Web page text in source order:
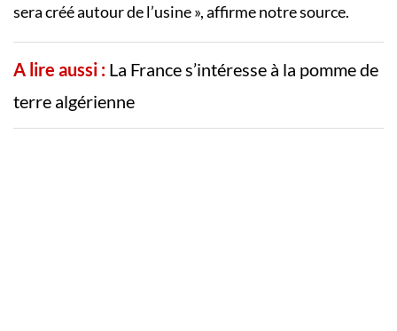
sera créé autour de l’usine », affirme notre source.
A lire aussi : La France s’intéresse à la pomme de
terre algérienne